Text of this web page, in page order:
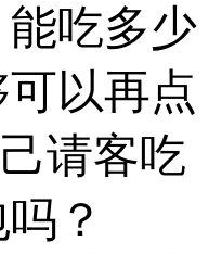
吃多少
以再点
客吃
吗？